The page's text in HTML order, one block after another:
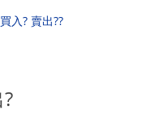
買入? 賣出??